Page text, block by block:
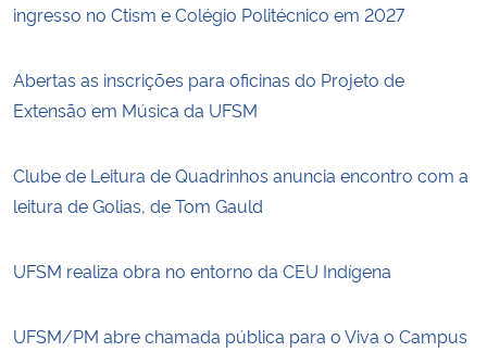
ingresso no Ctism e Colégio Politécnico em 2027
Abertas as inscrições para oficinas do Projeto de
Extensão em Música da UFSM
Clube de Leitura de Quadrinhos anuncia encontro com a
leitura de Golias, de Tom Gauld
UFSM realiza obra no entorno da CEU Indígena
UFSM/PM abre chamada pública para o Viva o Campus